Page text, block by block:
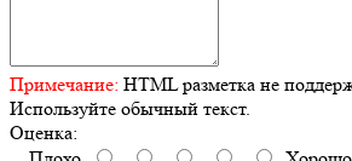
Примечание: HTML разметка не
Используйте обычный текст.
Оценка: